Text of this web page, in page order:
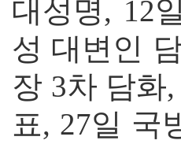
대성명, 12
성 대변인
장 3차 담화
표, 27일 국